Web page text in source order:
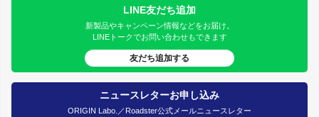
LINE友だち追加
新製品やキャンペーン情報などをお届け。
LINEトークでお問い合わせもできます
友だち追加する
ニュースレターお申し込み
ORIGIN Labo.／Roadster公式メールニュースレター